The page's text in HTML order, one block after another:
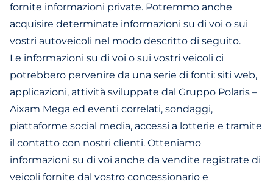
fornite informazioni private. Potremmo anche
acquisire determinate informazioni su di voi o sui
vostri autoveicoli nel modo descritto di seguito.
Le informazioni su di voi o sui vostri veicoli ci
potrebbero pervenire da una serie di fonti: siti web,
applicazioni, attività sviluppate dal Gruppo Polaris –
Aixam Mega ed eventi correlati, sondaggi,
piattaforme social media, accessi a lotterie e tramite
il contatto con nostri clienti. Otteniamo
informazioni su di voi anche da vendite registrate di
veicoli fornite dal vostro concessionario e